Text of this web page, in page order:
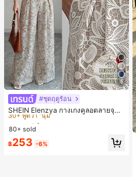
5
#ชุดฤดูร้อน
SHEIN Elenzya กางเกงคูลอตลายจุดเ
อวสูงแบบใหม่สำหรับฤดูใบไม้ผลิ/ฤดูร้อ
น, สไตล์หรูหราเหมาะสำหรับใส่ในชีวิต
ประจำวันและทำงาน, ให้ความรู้สึกวินเ
ทจสำหรับฤดูรับปริญญา, เทศกาลดนตร
ี, การแข่งม้าดาร์บี้, วันประกาศอิสรภาพ
#4 ขายดี
ใน หลากสี กางเกงลำลอง
30+ พูดว่า "นุ่ม"
#4 ขายดี ใน หลากสี กางเกงลำลอง
30+ พูดว่า "นุ่ม"
#4 ขายดี ใน หลากสี กางเกงลำลอง
30+ พูดว่า "นุ่ม"
#4 ขายดี
ใน หลากสี กางเกงลำลอง
80+ sold
฿253 -6%